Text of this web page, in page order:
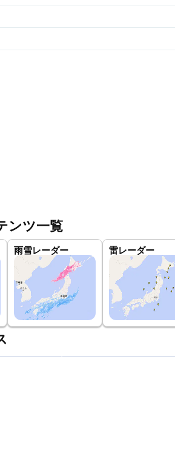
ンツ一覧
雨雪レーダー 雷レーダー